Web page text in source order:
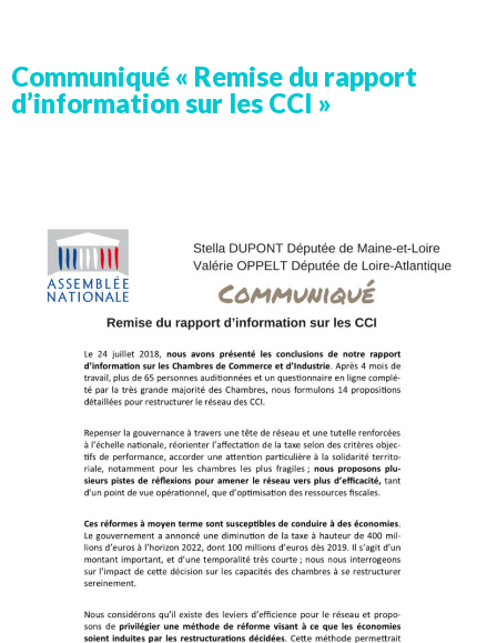
Communiqué « Remise du rapport
d’information sur les CCI »